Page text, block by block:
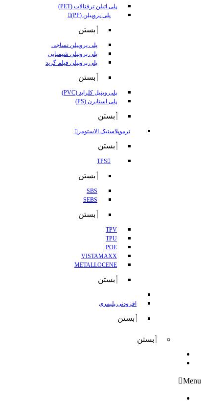
پلی اتیلن ترفتالات (PET)
پلی پروپیلن (PP)
بستن
پلی پروپیلن نساجی
پلی پروپیلن شیمیایی
پلی پروپیلن فیلم گرید
بستن
پلی وینیل کلراید (PVC)
پلی استایرن (PS)
بستن
ترموپلاستیک الاستومر
بستن
TPS
بستن
SBS
SEBS
بستن
TPV
TPU
POE
VISTAMAXX
METALLOCENE
بستن
افزودنی پلیمری
بستن
بستن
Menu